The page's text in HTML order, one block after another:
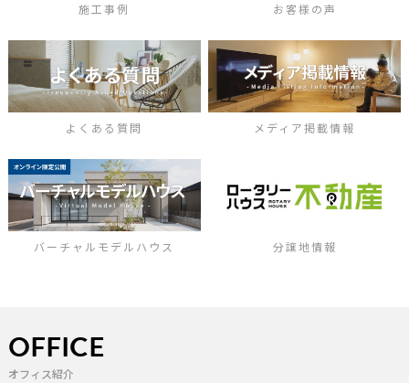
施工事例 お客様の声
よくある質問 メディア掲載情報
バーチャルモデルハウス 分譲地情報
OFFICE
オフィス紹介